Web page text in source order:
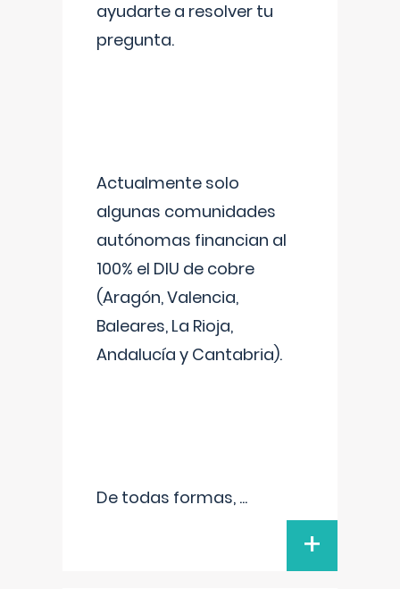
ayudarte a resolver tu
pregunta.
Actualmente solo
algunas comunidades
autónomas financian al
100% el DIU de cobre
(Aragón, Valencia,
Baleares, La Rioja,
Andalucía y Cantabria).
De todas formas, ...
+